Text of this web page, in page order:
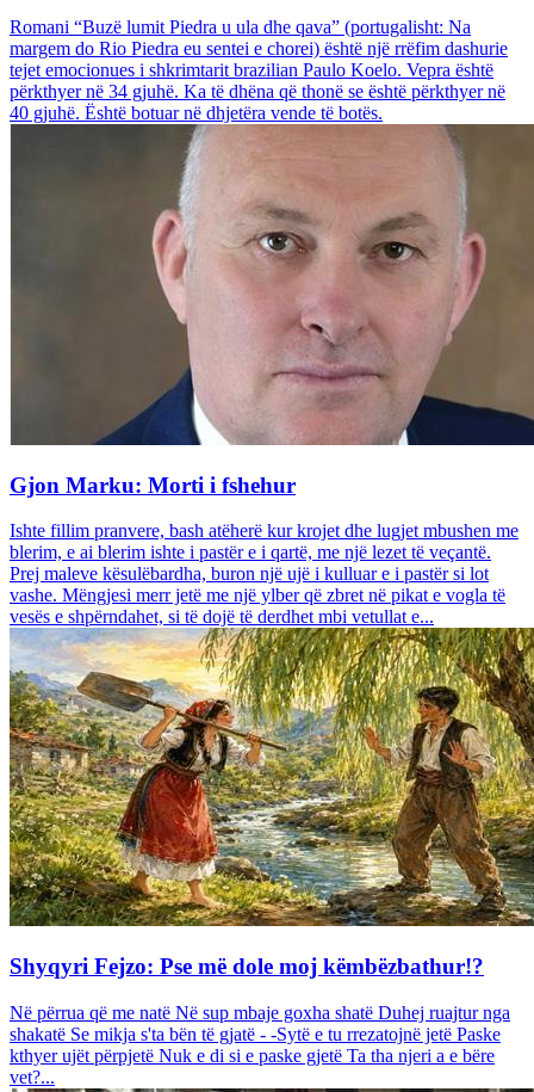
Romani “Buzë lumit Piedra u ula dhe qava” (portugalisht: Na
margem do Rio Piedra eu sentei e chorei) është një rrëfim dashurie
tejet emocionues i shkrimtarit brazilian Paulo Koelo. Vepra është
përkthyer në 34 gjuhë. Ka të dhëna që thonë se është përkthyer në
40 gjuhë. Është botuar në dhjetëra vende të botës.
Gjon Marku: Morti i fshehur
Ishte fillim pranvere, bash atëherë kur krojet dhe lugjet mbushen me
blerim, e ai blerim ishte i pastër e i qartë, me një lezet të veçantë.
Prej maleve kësulëbardha, buron një ujë i kulluar e i pastër si lot
vashe. Mëngjesi merr jetë me një ylber që zbret në pikat e vogla të
vesës e shpërndahet, si të dojë të derdhet mbi vetullat e...
Shyqyri Fejzo: Pse më dole moj këmbëzbathur!?
Në përrua që me natë Në sup mbaje goxha shatë Duhej ruajtur nga
shakatë Se mikja s'ta bën të gjatë - -Sytë e tu rrezatojnë jetë Paske
kthyer ujët përpjetë Nuk e di si e paske gjetë Ta tha njeri a e bëre
vet?...